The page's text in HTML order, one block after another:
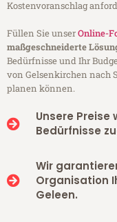
Kostenvoranschlag
Füllen Sie unserOnline-
maßgeschneiderte
Bedürfnisse und Ihr
von Gelsenkirchen nach
planen können.
Unsere
Bedürfnisse
Wir
Organisation
Geleen.